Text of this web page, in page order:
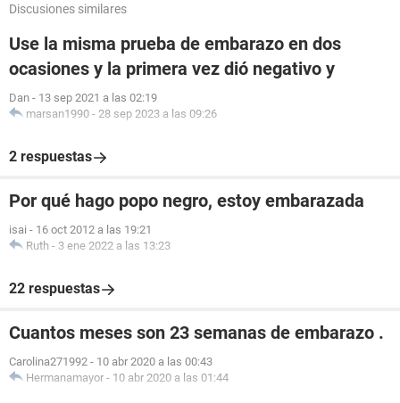
Discusiones similares
Use la misma prueba de embarazo en dos
ocasiones y la primera vez dió negativo y
Dan - 13 sep 2021 a las 02:19
marsan1990 - 28 sep 2023 a las 09:26
2 respuestas
Por qué hago popo negro, estoy embarazada
isai - 16 oct 2012 a las 19:21
Ruth - 3 ene 2022 a las 13:23
22 respuestas
Cuantos meses son 23 semanas de embarazo .
Carolina271992 - 10 abr 2020 a las 00:43
Hermanamayor - 10 abr 2020 a las 01:44